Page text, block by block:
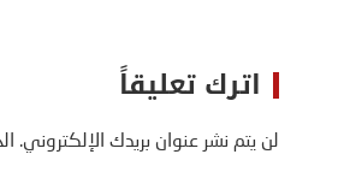
اترك تعليقاً
لن يتم نشر عنوان بريدك الإلكتروني.